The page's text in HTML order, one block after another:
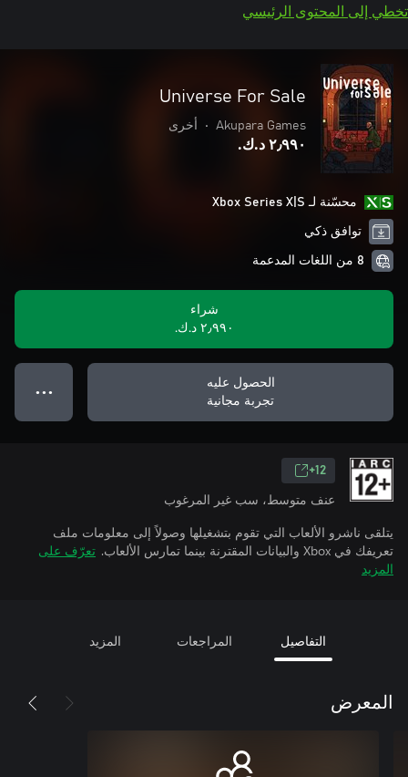
تخطي إلى المحتوى الرئيسي
Universe For Sale
Akupara Games
• أخرى
٢٫٩٩٠ د.ك.‏
محسّنة لـ Xbox Series X|S
توافق ذكي
8 من اللغات المدعمة
شراء
٢٫٩٩٠ د.ك.‏
الحصول عليه
تجربة مجانية
● ● ●
12+
عنف متوسط، سب غير المرغوب
يتلقى ناشرو الألعاب التي تقوم بتشغيلها وصولاً إلى معلومات ملف
تعريفك في Xbox والبيانات المقترنة بينما تمارس الألعاب.
تعرّف على
المزيد
التفاصيل المراجعات المزيد
المعرض